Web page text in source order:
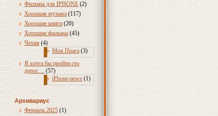
Фильмы для IPHONE (2)
Хорошая музыка (117)
Хорошие книги (20)
Хорошие фильмы (45)
Чехия (4)
Моя Прага (3)
Я хотел бы пройти сто
дорог… (57)
iPhone-news (1)
Архивариус
Февраль 2025 (1)